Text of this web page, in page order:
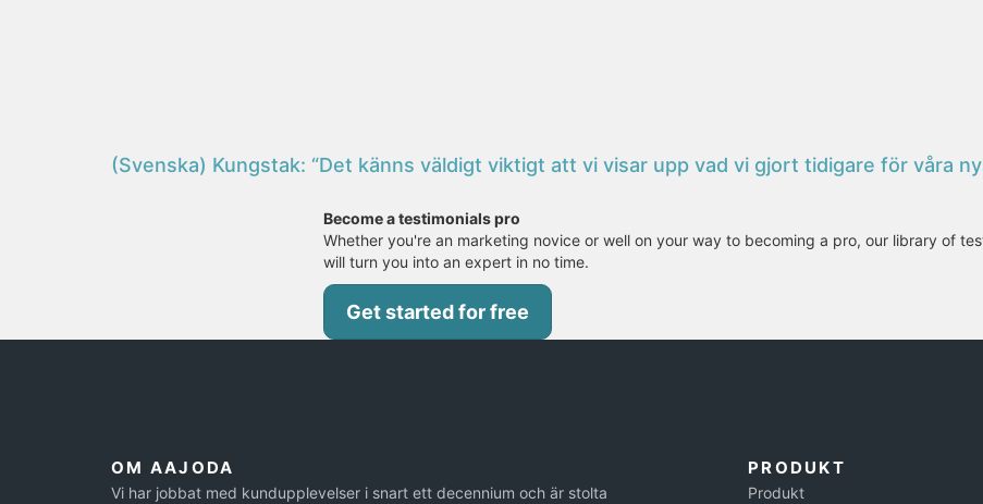
(Svenska) Kungstak: “Det känns väldigt viktigt att vi visar upp vad vi gjort tidigare för våra
Become a testimonials pro
Whether you're an marketing novice or well on your way to becoming a pro, our library of
will turn you into an expert in no time.
Get started for free
OM AAJODA
Vi har jobbat med kundupplevelser i snart ett decennium och är stolta
PRODUKT
Produkt